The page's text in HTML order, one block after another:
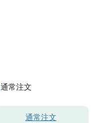
通常注文
通常注文